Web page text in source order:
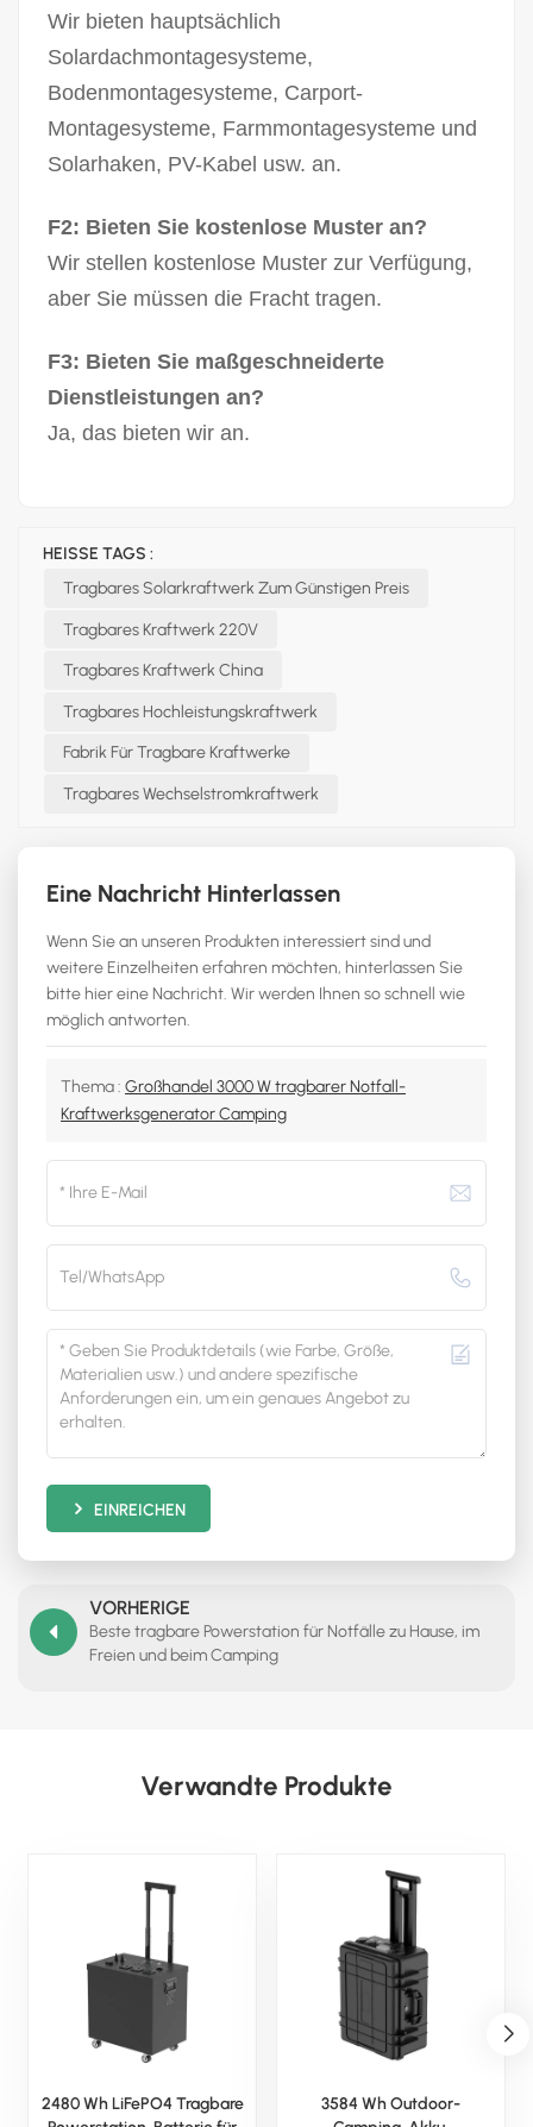
Wir bieten hauptsächlich
Solardachmontagesysteme,
Bodenmontagesysteme, Carport-
Montagesysteme, Farmmontagesysteme und
Solarhaken, PV-Kabel usw. an.
F2: Bieten Sie kostenlose Muster an?
Wir stellen kostenlose Muster zur Verfügung,
aber Sie müssen die Fracht tragen.
F3: Bieten Sie maßgeschneiderte
Dienstleistungen an?
Ja, das bieten wir an.
HEISSE TAGS :
Tragbares Solarkraftwerk Zum Günstigen Preis
Tragbares Kraftwerk 220V
Tragbares Kraftwerk China
Tragbares Hochleistungskraftwerk
Fabrik Für Tragbare Kraftwerke
Tragbares Wechselstromkraftwerk
Eine Nachricht Hinterlassen
Wenn Sie an unseren Produkten interessiert sind und
weitere Einzelheiten erfahren möchten, hinterlassen Sie
bitte hier eine Nachricht. Wir werden Ihnen so schnell wie
möglich antworten.
Thema : Großhandel 3000 W tragbarer Notfall-
Kraftwerksgenerator Camping
EINREICHEN
VORHERIGE
Beste tragbare Powerstation für Notfälle zu Hause, im
Freien und beim Camping
Verwandte Produkte
2480 Wh LiFePO4 Tragbare
3584 Wh Outdoor-